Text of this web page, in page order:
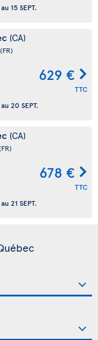
au 15 SEPT.
(CA)
(FR)
629 €
TTC
au 20 SEPT.
(CA)
678 €
TTC
au 21 SEPT.